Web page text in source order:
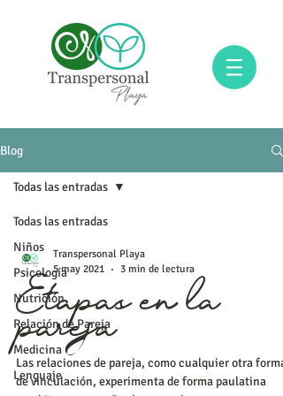
Blog
Todas las entradas
Niños
Psicología
Nutrición
Relación de Pareja
Medicina
Lenguaje
Todas las entradas
Transpersonal Playa
5 may 2021
3 min de lectura
Etapas en la
pareja
Las relaciones de pareja, como cualquier otra forma
de vinculación, experimenta de forma paulatina